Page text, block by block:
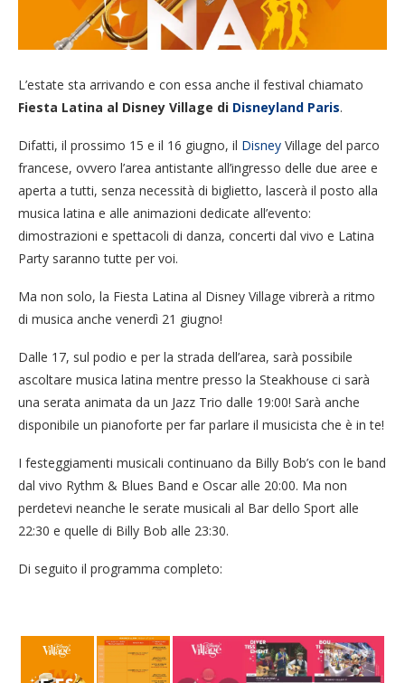
L’estate sta arrivando e con essa anche il festival chiamato
Fiesta Latina al Disney Village di Disneyland Paris.
Difatti, il prossimo 15 e il 16 giugno, il Disney Village del parco
francese, ovvero l’area antistante all’ingresso delle due aree e
aperta a tutti, senza necessità di biglietto, lascerà il posto alla
musica latina e alle animazioni dedicate all’evento:
dimostrazioni e spettacoli di danza, concerti dal vivo e Latina
Party saranno tutte per voi.
Ma non solo, la Fiesta Latina al Disney Village vibrerà a ritmo
di musica anche venerdì 21 giugno!
Dalle 17, sul podio e per la strada dell’area, sarà possibile
ascoltare musica latina mentre presso la Steakhouse ci sarà
una serata animata da un Jazz Trio dalle 19:00! Sarà anche
disponibile un pianoforte per far parlare il musicista che è in te!
I festeggiamenti musicali continuano da Billy Bob’s con le band
dal vivo Rythm & Blues Band e Oscar alle 20:00. Ma non
perdetevi neanche le serate musicali al Bar dello Sport alle
22:30 e quelle di Billy Bob alle 23:30.
Di seguito il programma completo: